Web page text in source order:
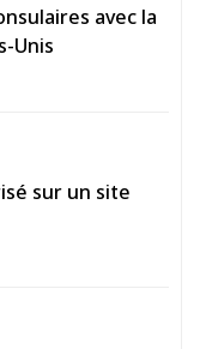
avec la
Unis
sur un site